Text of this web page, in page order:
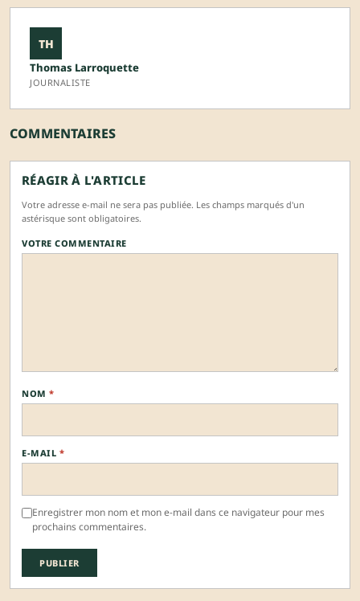
TH
Thomas Larroquette
JOURNALISTE
COMMENTAIRES
RÉAGIR À L'ARTICLE
Votre adresse e-mail ne sera pas publiée. Les champs marqués d'un
astérisque sont obligatoires.
VOTRE COMMENTAIRE
NOM *
E-MAIL *
Enregistrer mon nom et mon e-mail dans ce navigateur pour mes
prochains commentaires.